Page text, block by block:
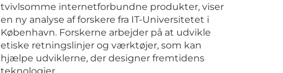
tvivlsomme internetforbundne produkter, viser
en ny analyse af forskere fra IT-Universitetet i
København. Forskerne arbejder på at udvikle
etiske retningslinjer og værktøjer, som kan
hjælpe udviklerne, der designer fremtidens